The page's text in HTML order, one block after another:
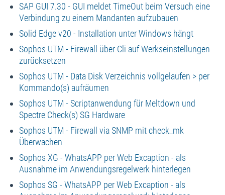
SAP GUI 7.30 - GUI meldet TimeOut beim Versuch eine
Verbindung zu einem Mandanten aufzubauen
Solid Edge v20 - Installation unter Windows hängt
Sophos UTM - Firewall über Cli auf Werkseinstellungen
zurücksetzen
Sophos UTM - Data Disk Verzeichnis vollgelaufen > per
Kommando(s) aufräumen
Sophos UTM - Scriptanwendung für Meltdown und
Spectre Check(s) SG Hardware
Sophos UTM - Firewall via SNMP mit check_mk
Überwachen
Sophos XG - WhatsAPP per Web Excaption - als
Ausnahme im Anwendungsregelwerk hinterlegen
Sophos SG - WhatsAPP per Web Excaption - als